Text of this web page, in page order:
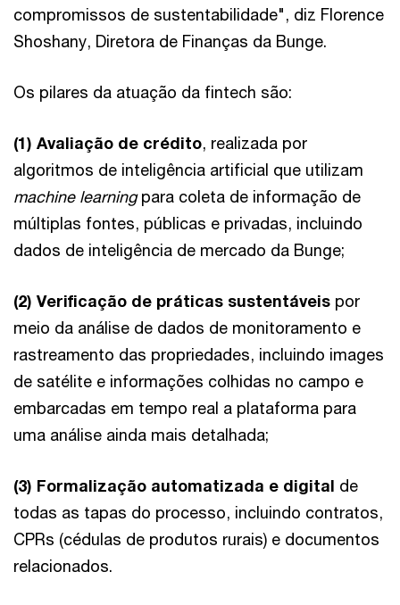
compromissos de sustentabilidade", diz Florence
Shoshany, Diretora de Finanças da Bunge.
Os pilares da atuação da fintech são:
(1) Avaliação de crédito, realizada por
algoritmos de inteligência artificial que utilizam
machine learningpara coleta de informação de
múltiplas fontes, públicas e privadas, incluindo
dados de inteligência de mercado da Bunge;
(2) Verificação de práticas sustentáveis por
meio da análise de dados de monitoramento e
rastreamento das propriedades, incluindo images
de satélite e informações colhidas no campo e
embarcadas em tempo real a plataforma para
uma análise ainda mais detalhada;
(3) Formalização automatizada e digital de
todas as tapas do processo, incluindo contratos,
CPRs (cédulas de produtos rurais) e documentos
relacionados.